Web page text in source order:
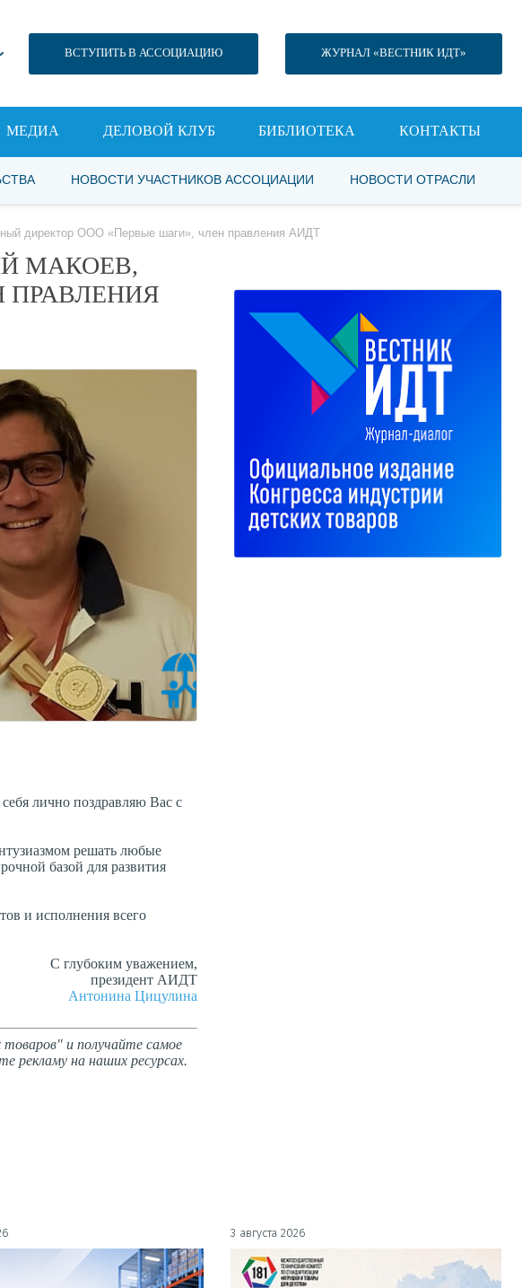
ВСТУПИТЬ В АССОЦИАЦИЮ ЖУРНАЛ «ВЕСТНИК ИДТ»
МЕДИА ДЕЛОВОЙ КЛУБ БИБЛИОТЕКА КОНТАКТЫ
НОВОСТИ УЧАСТНИКОВ АССОЦИАЦИИ НОВОСТИ ОТРАСЛИ
директор ООО «Первые шаги», член правления АИДТ
МАКОЕВ,
ПРАВЛЕНИЯ
лично поздравляю Вас с
решать любые
базой для развития
и исполнения всего
С глубоким уважением,
президент АИДТ
Антонина Цицулина
и получайте самое
рекламу на наших ресурсах.
3 августа 2026